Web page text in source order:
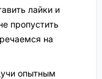
лайки и
пропустить
на
опытным